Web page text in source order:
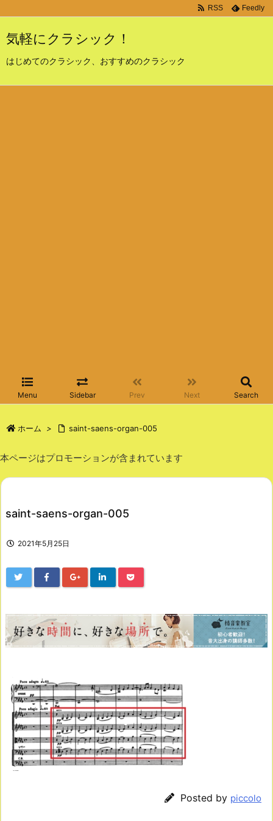
気軽にクラシック！
はじめてのクラシック、おすすめのクラシック
Menu Sidebar Prev Next Search
RSS Feedly
ホーム > saint-saens-organ-005
本ページはプロモーションが含まれています
saint-saens-organ-005
2021年5月25日
Posted by piccolo